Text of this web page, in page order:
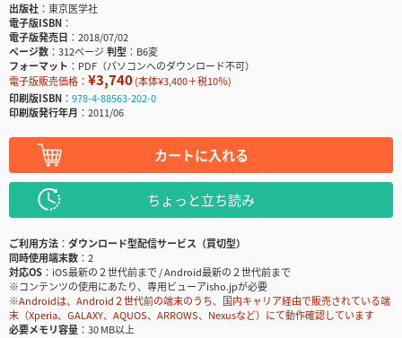
出版社
東京医学社
電子版ISBN
電子版発売日
2018/07/02
ページ数
312ページ判型
B6変
フォーマット
PDF（パソコンへのダウンロード不可）
電子版販売価格： ¥3,740(本体¥3,400＋税10％)
印刷版ISBN
978-4-88563-202-0
印刷版発行年月
2011/06
カートに入れる
ちょっと立ち読み
ご利用方法
ダウンロード型配信サービス（買切型）
同時使用端末数
2
対応OS
iOS最新の２世代前まで / Android最新の２世代前まで
※コンテンツの使用にあたり、専用ビューアisho.jpが必要
※Androidは、Android２世代前の端末のうち、国内キャリア経由で販売されている端
末（Xperia、GALAXY、AQUOS、ARROWS、Nexusなど）にて動作確認しています
必要メモリ容量
30 MB以上